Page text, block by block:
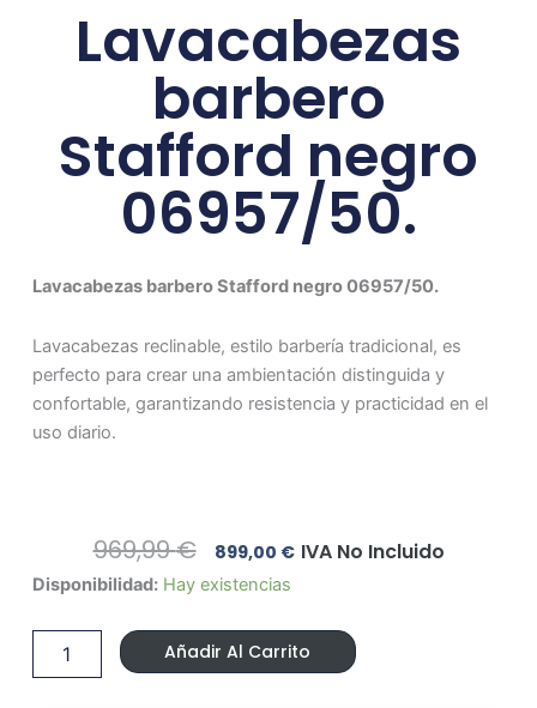
Lavacabezas
barbero
Stafford negro
06957/50.
Lavacabezas barbero Stafford negro 06957/50.
Lavacabezas reclinable, estilo barbería tradicional, es
perfecto para crear una ambientación distinguida y
confortable, garantizando resistencia y practicidad en el
uso diario.
969,99€ El
Precio
Original
Era:
969,99 €.
899,00 €El
Es:
899,00 €.
IVA No Incluido
Disponibilidad: Hay existencias
Lavacabezas
Stafford
negro
06957/50.
Añadir Al Carrito